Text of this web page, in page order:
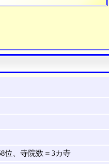
、寺院数＝3カ寺